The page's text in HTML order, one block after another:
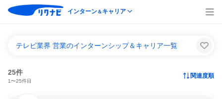
インターン＆キャリア
テレビ業界 営業のインターンシップ＆キャリア一覧
25件
1〜25件目
関連度順